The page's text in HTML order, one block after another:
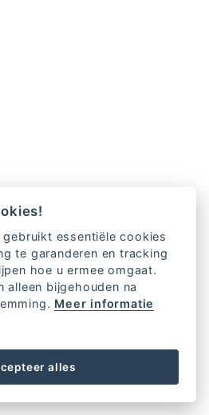
essentiële cookies
te garanderen en tracking
hoe u ermee omgaat.
alleen bijgehouden na
Meer informatie
alles